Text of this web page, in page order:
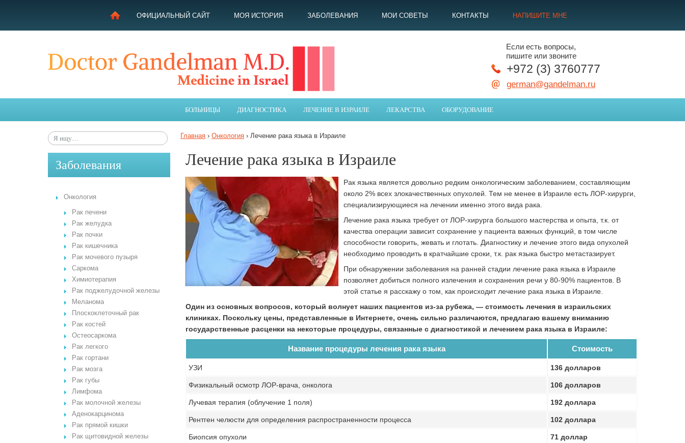
ОФИЦИАЛЬНЫЙ САЙТ МОЯ ИСТОРИЯ ЗАБОЛЕВАНИЯ МОИ СОВЕТЫ КОНТАКТЫ НАПИШИТЕ МНЕ
Если есть вопросы,
пишите или звоните
+972 (3) 3760777
german@gandelman.ru
БОЛЬНИЦЫ ДИАГНОСТИКА ЛЕЧЕНИЕ В ИЗРАИЛЕ ЛЕКАРСТВА ОБОРУДОВАНИЕ
ЗАБОЛЕВАНИЯ
СОВЕТЫ ГАНДЕЛЬМАНА
Главная › Онкология › Лечение рака языка в Израиле
Заболевания
Онкология
Рак печени
Рак желудка
Рак почки
Рак кишечника
Рак мочевого пузыря
Саркома
Химиотерапия
Рак поджелудочной железы
Меланома
Плоскоклеточный рак
Рак костей
Остеосаркома
Рак легкого
Рак гортани
Рак мозга
Рак губы
Лимфома
Рак молочной железы
Аденокарцинома
Рак прямой кишки
Рак щитовидной железы
Лечение рака языка в Израиле
Рак языка является довольно редким онкологическим заболеванием, составляющим
около 2% всех злокачественных опухолей. Тем не менее в Израиле есть ЛОР-хирурги,
специализирующиеся на лечении именно этого вида рака.
Лечение рака языка требует от ЛОР-хирурга большого мастерства и опыта, т.к. от
качества операции зависит сохранение у пациента важных функций, в том числе
способности говорить, жевать и глотать. Диагностику и лечение этого вида опухолей
необходимо проводить в кратчайшие сроки, т.к. рак языка быстро метастазирует.
При обнаружении заболевания на ранней стадии лечение рака языка в Израиле
позволяет добиться полного излечения и сохранения речи у 80-90% пациентов. В
этой статье я расскажу о том, как происходит лечение рака языка в Израиле.
Один из основных вопросов, который волнует наших пациентов из-за рубежа, — стоимость лечения в израильских
клиниках. Поскольку цены, представленные в Интернете, очень сильно различаются, предлагаю вашему вниманию
государственные расценки на некоторые процедуры, связанные с диагностикой и лечением рака языка в Израиле:
Название процедуры лечения рака языка Стоимость
УЗИ 136 долларов
Физикальный осмотр ЛОР-врача, онколога 106 долларов
Лучевая терапия (облучение 1 поля) 192 доллара
Рентген челюсти для определения распространенности процесса 102 доллара
Биопсия опухоли 71 доллар